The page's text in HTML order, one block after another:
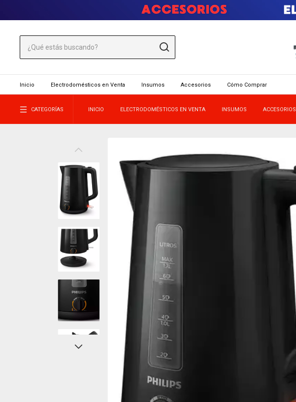
Inicio Electrodomésticos en Venta Insumos Accesorios Cómo Comprar
CATEGORÍAS INICIO ELECTRODOMÉSTICOS EN VENTA INSUMOS ACCESORIOS